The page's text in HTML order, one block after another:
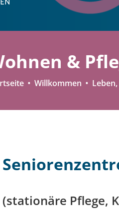
&
Willkommen
(stationäre Pflege,